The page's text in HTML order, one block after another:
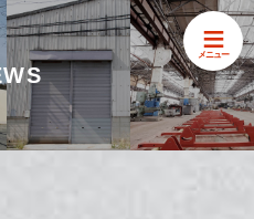
≡
メニュー